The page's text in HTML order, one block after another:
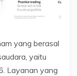
yang berasal
yaitu
Layanan yang